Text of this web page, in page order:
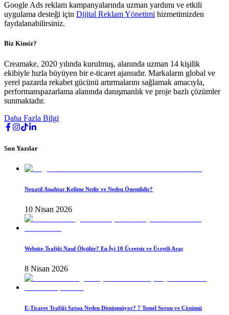
Google Ads reklam kampanyalarında uzman yardımı ve etkili
uygulama desteği için Dijital Reklam Yönetimi hizmetimizden
faydalanabilirsiniz.
Biz Kimiz?
Creamake, 2020 yılında kurulmuş, alanında uzman 14 kişilik
ekibiyle hızla büyüyen bir e-ticaret ajansıdır. Markaların global ve
yerel pazarda rekabet gücünü artırmalarını sağlamak amacıyla,
performanspazarlama alanında danışmanlık ve proje bazlı çözümler
sunmaktadır.
Daha Fazla Bilgi
Son Yazılar
Negatif Anahtar Kelime Nedir ve Neden Önemlidir?
10 Nisan 2026
Website Trafiği Nasıl Ölçülür? En İyi 10 Ücretsiz ve Ücretli Araç
8 Nisan 2026
E-Ticaret Trafiği Satışa Neden Dönüşmüyor? 7 Temel Sorun ve Çözümü